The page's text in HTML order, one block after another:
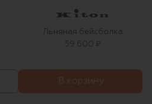
Льняная бейсболка
59 600 ₽
В корзину